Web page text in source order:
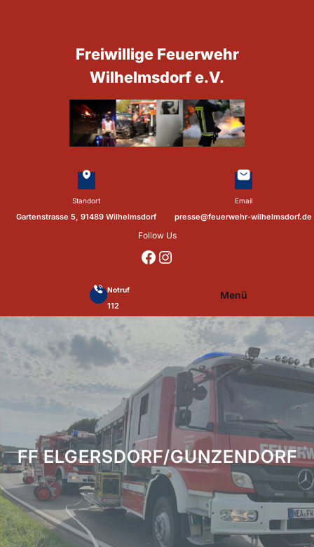
Standort
Gartenstrasse 5, 91489 Wilhelmsdorf
Freiwillige Feuerwehr
Wilhelmsdorf e.V.
Email
presse@feuerwehr-wilhelmsdorf.de
Follow Us
https://www.facebook.com/p/Feuerwehr-Wilhelmsdorf-Mfr-100041655560073/?locale=de_DE https://www.instagram.com/feuerwehr_wilhelmsdorf_mfr/
Notruf
112
Menü
FF ELGERSDORF/GUNZENDORF